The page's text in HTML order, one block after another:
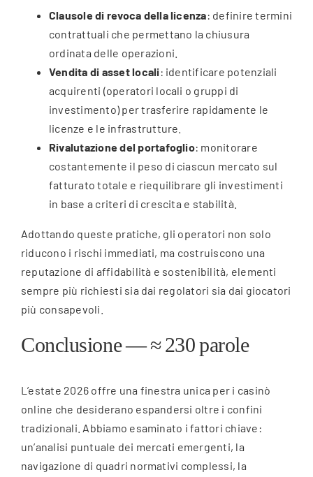
Clausole di revoca della licenza: definire termini
contrattuali che permettano la chiusura
ordinata delle operazioni.
Vendita di asset locali: identificare potenziali
acquirenti (operatori locali o gruppi di
investimento) per trasferire rapidamente le
licenze e le infrastrutture.
Rivalutazione del portafoglio: monitorare
costantemente il peso di ciascun mercato sul
fatturato totale e riequilibrare gli investimenti
in base a criteri di crescita e stabilità.
Adottando queste pratiche, gli operatori non solo
riducono i rischi immediati, ma costruiscono una
reputazione di affidabilità e sostenibilità, elementi
sempre più richiesti sia dai regolatori sia dai giocatori
più consapevoli.
Conclusione — ≈ 230 parole
L’estate 2026 offre una finestra unica per i casinò
online che desiderano espandersi oltre i confini
tradizionali. Abbiamo esaminato i fattori chiave:
un’analisi puntuale dei mercati emergenti, la
navigazione di quadri normativi complessi, la